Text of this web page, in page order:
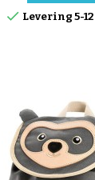
 Levering 5-